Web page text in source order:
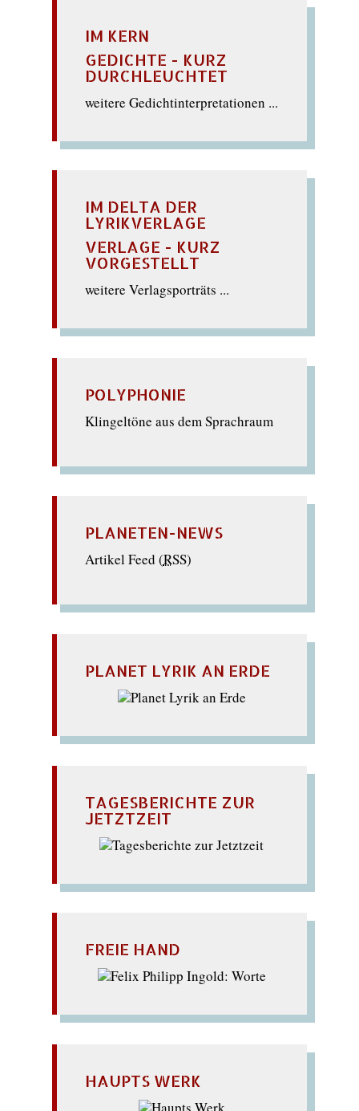
IM KERN
GEDICHTE - KURZ
DURCHLEUCHTET
weitere Gedichtinterpretationen ...
IM DELTA DER
LYRIKVERLAGE
VERLAGE - KURZ
VORGESTELLT
weitere Verlagsporträts ...
POLYPHONIE
Klingeltöne aus dem Sprachraum
PLANETEN-NEWS
Artikel Feed (RSS)
PLANET LYRIK AN ERDE
TAGESBERICHTE ZUR
JETZTZEIT
FREIE HAND
HAUPTS WERK